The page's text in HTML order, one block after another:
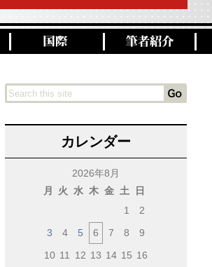
カレンダー
2026年8月
月
火 水 木 金 土
日
1
2
3
4 5 6 7 8
9
10 11 12 13 14 15 16